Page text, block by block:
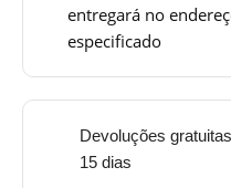
entregará no
especificado
Devoluções
15 dias